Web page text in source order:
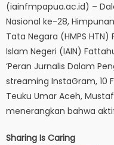
(iainfmpapua.ac.id) –
Nasional ke-28,
Tata Negara (HMPS
Islam Negeri (IAIN)
‘Peran Jurnalis Dalam
streaming InstaGram, 10
Teuku Umar Aceh,
menerangkan bahwa
Sharing Is Caring